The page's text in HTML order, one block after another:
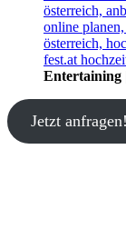
Entertaining
Jetzt anfragen!